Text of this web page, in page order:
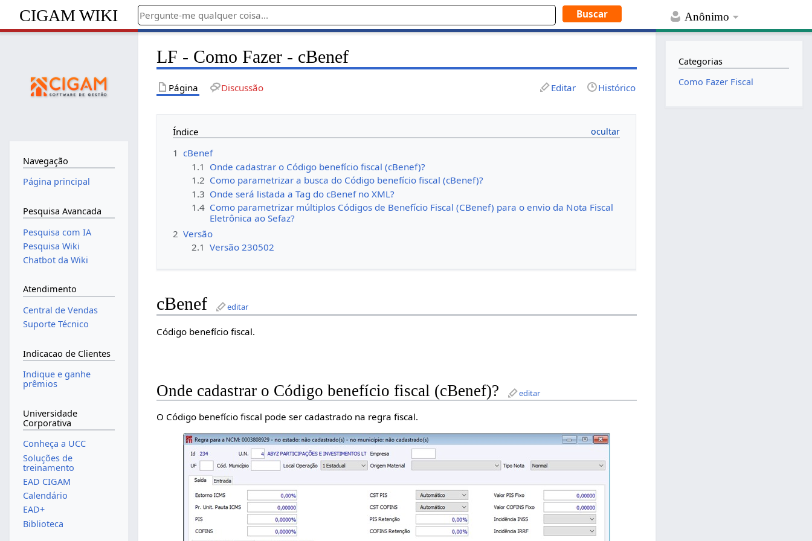
Anônimo
CIGAM WIKI
LF - Como Fazer - cBenef
Página Discussão Editar Histórico
Índice
1 cBenef
1.1 Onde cadastrar o Código benefício fiscal (cBenef)?
1.2 Como parametrizar a busca do Código benefício fiscal (cBenef)?
1.3 Onde será listada a Tag do cBenef no XML?
1.4 Como parametrizar múltiplos Códigos de Benefício Fiscal (CBenef) para o envio da Nota Fiscal
Eletrônica ao Sefaz?
2 Versão
2.1 Versão 230502
cBenef editar
Código benefício fiscal.
Onde cadastrar o Código benefício fiscal (cBenef)? editar
O Código benefício fiscal pode ser cadastrado na regra fiscal.
Navegação
Página principal
Pesquisa Avancada
Pesquisa com IA
Pesquisa Wiki
Chatbot da Wiki
Atendimento
Central de Vendas
Suporte Técnico
Indicacao de Clientes
Indique e ganhe
prêmios
Universidade
Corporativa
Conheça a UCC
Soluções de
treinamento
EAD CIGAM
Calendário
EAD+
Biblioteca
Categorias
Como Fazer Fiscal